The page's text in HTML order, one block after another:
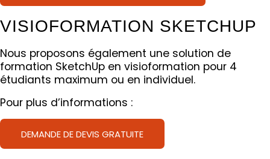
VISIOFORMATION SKETCHUP
Nous proposons également une solution de
formation SketchUp en visioformation pour 4
étudiants maximum ou en individuel.
Pour plus d’informations :
DEMANDE DE DEVIS GRATUITE